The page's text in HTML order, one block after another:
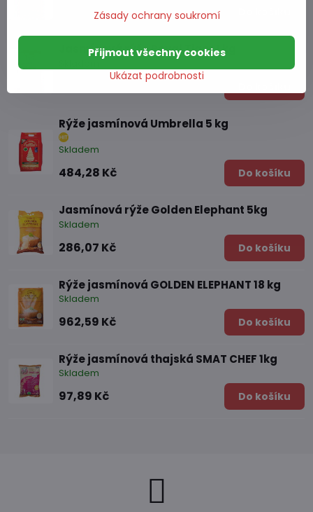
100,33 Kč
Jasmínová rýže Royal Tiger 1 kg
Rýže jasmínová Umbrella 5 kg
Skladem
484,28 Kč Do košíku
Jasmínová rýže Golden Elephant 5kg
Skladem
286,07 Kč Do košíku
Rýže jasmínová GOLDEN ELEPHANT 18 kg
Skladem
962,59 Kč Do košíku
Rýže jasmínová thajská SMAT CHEF 1kg
Skladem
97,89 Kč Do košíku
Zásady ochrany soukromí
Ukázat podrobnosti
Přijmout všechny cookies